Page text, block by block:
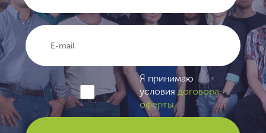
Я принимаю
условия договора-
оферты